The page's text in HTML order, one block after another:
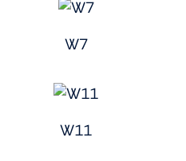
W7
W11